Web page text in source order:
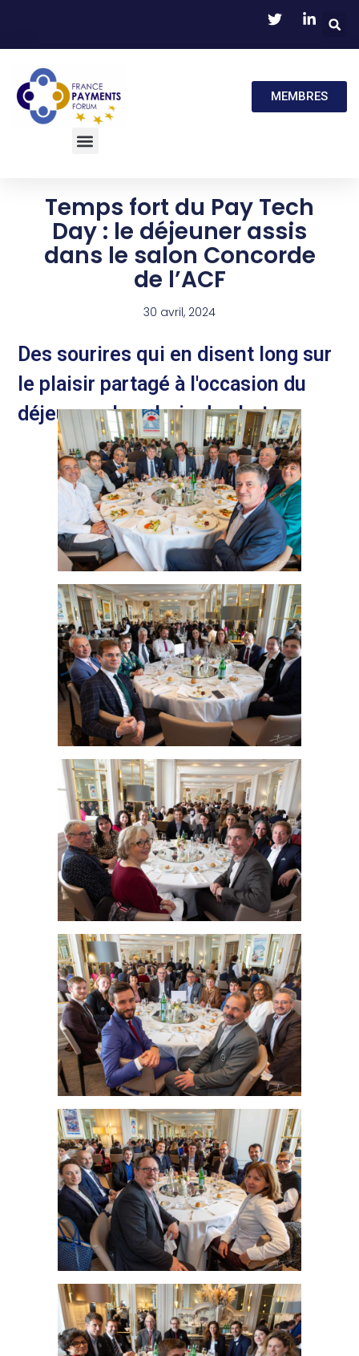
MEMBRES
Temps fort du Pay Tech
Day : le déjeuner assis
dans le salon Concorde
de l’ACF
30 avril, 2024
Des sourires qui en disent long sur
le plaisir partagé à l'occasion du
déjeuner : la galerie de photos.